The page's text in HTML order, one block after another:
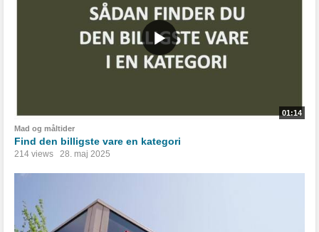
01:14
Mad og måltider
Find den billigste vare en kategori
214 views 28. maj 2025